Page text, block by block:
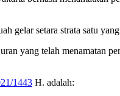
gelar setara strata satu
yang telah menamatan
1443 H. adalah: